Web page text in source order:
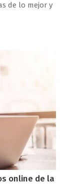
de lo mejor y
online de la